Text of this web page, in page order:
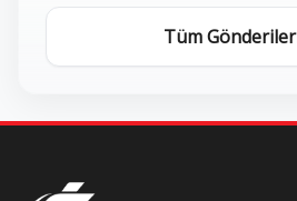
İncele
İncele
Tüm